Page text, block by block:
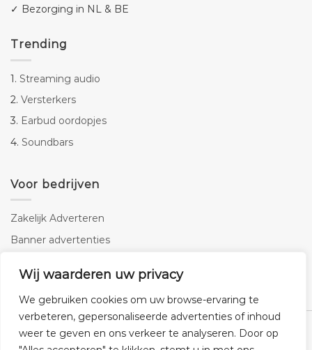
Wij waarderen uw privacy
We gebruiken cookies om uw browse-ervaring te
verbeteren, gepersonaliseerde advertenties of inhoud
weer te geven en ons verkeer te analyseren. Door op
✓ Bezorging in NL & BE
Trending
1. Streaming audio
2. Versterkers
3. Earbud oordopjes
4. Soundbars
Voor bedrijven
Zakelijk Adverteren
Banner advertenties
SEO copywriting